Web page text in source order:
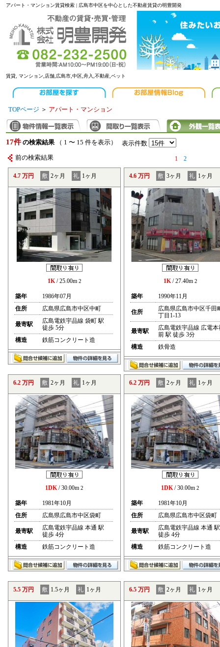
アパート・マンション賃貸検索 | 広島市中区を中心とした不動産賃貸の明豊開発
賃貸, マンション,店舗,広島市,中区,舟入,不動産,ペット
TOPページ ＞ アパート・マンション
17件 の検索結果 （ 1 〜 15 件を表示） 表示件数
前の検索結果 1 2
4.7 万円 敷 2ヶ月 礼 1ヶ月
1K/ 25.00m 2
築年
1986年07月
住所
広島県広島市中区中町
最寄駅
広島電鉄宇品線 袋町 駅
徒歩 5分
構造
鉄筋コンクリート造
4.6 万円 敷 3ヶ月 礼 1ヶ月
1K/ 27.40m 2
築年 1990年11月
住所
広島県広島市中区千田
丁目1-13
最寄駅
広島電鉄宇品線 広電本
前 駅 徒歩 3分
構造
鉄骨造
6.2 万円 敷 2ヶ月 礼 1ヶ月
1DK/ 30.00m 2
築年
1981年10月
住所
広島県広島市中区袋町
最寄駅
広島電鉄宇品線 本通 駅
徒歩 4分
構造
鉄筋コンクリート造
6.2 万円 敷 2ヶ月 礼 1ヶ月
1DK/ 30.00m 2
築年
1981年10月
住所
広島県広島市中区袋町
最寄駅
広島電鉄宇品線 本通 駅
徒歩 4分
構造
鉄筋コンクリート造
5.5 万円 敷 1.5ヶ月 礼 1ヶ月 6.5 万円 敷 2ヶ月 礼 1ヶ月